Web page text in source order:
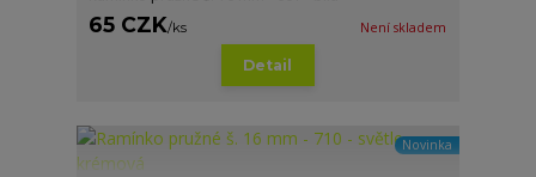
65 CZK/ks Není skladem
Detail
Novinka